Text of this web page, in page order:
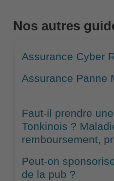
Nos autres
Assurance Cyber
Assurance Panne
Faut-il prendre
Tonkinois ?
remboursement,
Peut-on
de la pub ?